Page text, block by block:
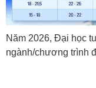
Năm 2026, Đại học
ngành/chương trình